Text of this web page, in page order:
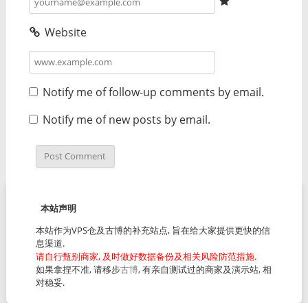
Website
Notify me of follow-up comments by email.
Notify me of new posts by email.
本站声明
本站作为VPS仓及古博的补充站点, 旨在给大家提供更快的信
息渠道.
请自行甄别商家, 及时做好数据备份及相关风险防范措施.
如果拿捏不准, 请移步古博, 有亲自测试过的商家及演示站, 相
对稳妥.